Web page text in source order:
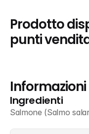
Prodotto
punti
Informazioni
Ingredienti
Salmone (Salmo